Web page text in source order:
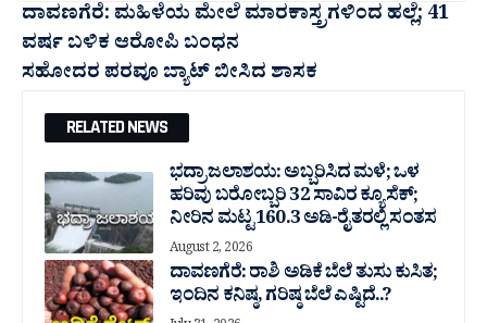
ದಾವಣಗೆರೆ: ಮಹಿಳೆಯ ಮೇಲೆ ಮಾರಕಾಸ್ತ್ರಗಳಿಂದ ಹಲ್ಲೆ; 41
ವರ್ಷ ಬಳಿಕ ಆರೋಪಿ ಬಂಧನ
ಸಹೋದರ ಪರವೂ ಬ್ಯಾಟ್ ಬೀಸಿದ ಶಾಸಕ
RELATED NEWS
ಭದ್ರಾ ಜಲಾಶಯ: ಅಬ್ಬರಿಸಿದ ಮಳೆ; ಒಳ
ಹರಿವು ಬರೋಬ್ಬರಿ 32 ಸಾವಿರ‌ ಕ್ಯೂಸೆಕ್;
ನೀರಿನ ಮಟ್ಟ 160.3 ಅಡಿ-ರೈತರಲ್ಲಿ ಸಂತಸ
August 2, 2026
ದಾವಣಗೆರೆ: ರಾಶಿ ಅಡಿಕೆ ಬೆಲೆ ತುಸು‌ ಕುಸಿತ;
ಇಂದಿನ ಕನಿಷ್ಠ, ಗರಿಷ್ಠ ಬೆಲೆ ಎಷ್ಟಿದೆ..?